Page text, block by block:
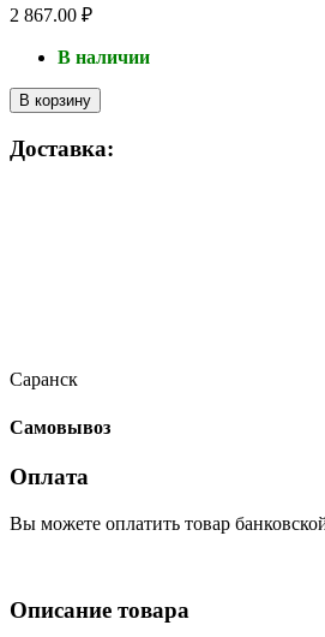
2 867.00 ₽
В наличии
В корзину
Доставка:
Саранск
Самовывоз
Оплата
Вы можете оплатить товар
Описание товара